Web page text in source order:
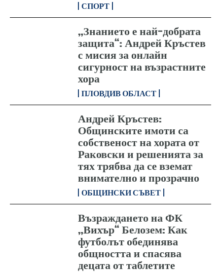
СПОРТ
„Знанието е най-добрата
защита“: Андрей Кръстев
с мисия за онлайн
сигурност на възрастните
хора
ПЛОВДИВ ОБЛАСТ
Андрей Кръстев:
Общинските имоти са
собственост на хората от
Раковски и решенията за
тях трябва да се вземат
внимателно и прозрачно
ОБЩИНСКИ СЪВЕТ
Възраждането на ФК
„Вихър“ Белозем: Как
футболът обединява
общността и спасява
децата от таблетите